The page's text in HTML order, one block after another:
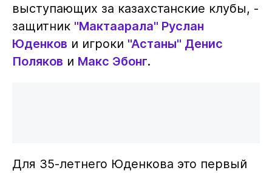
выступающих за казахстанские клубы, -
защитник "Мактаарала" Руслан
Юденков и игроки "Астаны" Денис
Поляков и Макс Эбонг.
Для 35-летнего Юденкова это первый